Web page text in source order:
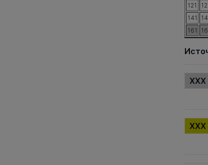
121
141
161
XXX
XXX